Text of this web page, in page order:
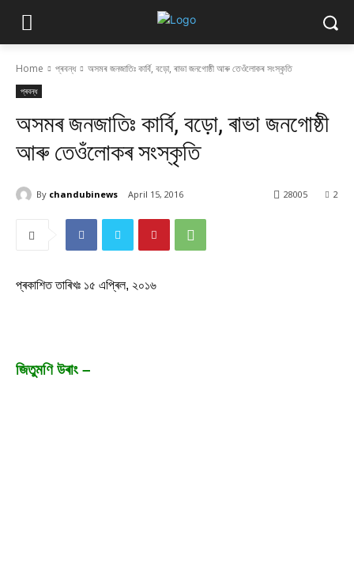
Home প্ৰবন্ধ অসমৰ জনজাতিঃ কাৰ্বি, বড়ো, ৰাভা জনগোষ্ঠী আৰু তেওঁলোকৰ সংস্কৃতি
প্ৰবন্ধ
অসমৰ জনজাতিঃ কাৰ্বি, বড়ো, ৰাভা জনগোষ্ঠী
আৰু তেওঁলোকৰ সংস্কৃতি
By chandubinews April 15, 2016 2
28005
প্ৰকাশিত তাৰিখঃ ১৫ এপ্ৰিল, ২০১৬
জিতুমণি উৰাং –